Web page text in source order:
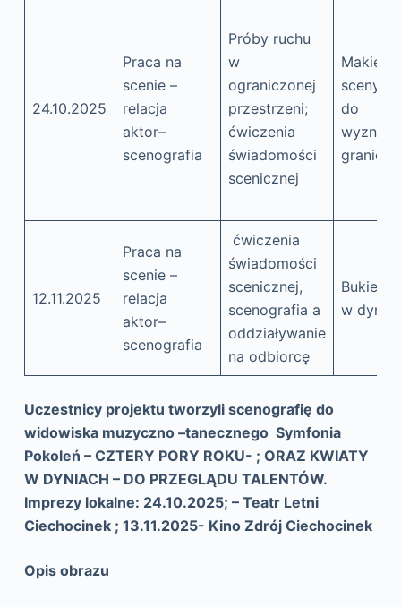
24.10.2025
Praca na
scenie –
relacja
aktor–
scenografia
Próby ruchu
w
ograniczonej
przestrzeni;
ćwiczenia
świadomości
scenicznej
Makieta
sceny,
do
granic
12.11.2025
Praca na
scenie –
relacja
aktor–
scenografia
ćwiczenia
świadomości
scenicznej,
scenografia a
oddziaływanie
na odbiorcę
Bukiety
w
Uczestnicy projektu tworzyli scenografię do
widowiska muzyczno –tanecznego Symfonia
Pokoleń – CZTERY PORY ROKU- ; ORAZ KWIATY
W DYNIACH – DO PRZEGLĄDU TALENTÓW.
Imprezy lokalne: 24.10.2025; – Teatr Letni
Ciechocinek ; 13.11.2025- Kino Zdrój Ciechocinek
Opis obrazu